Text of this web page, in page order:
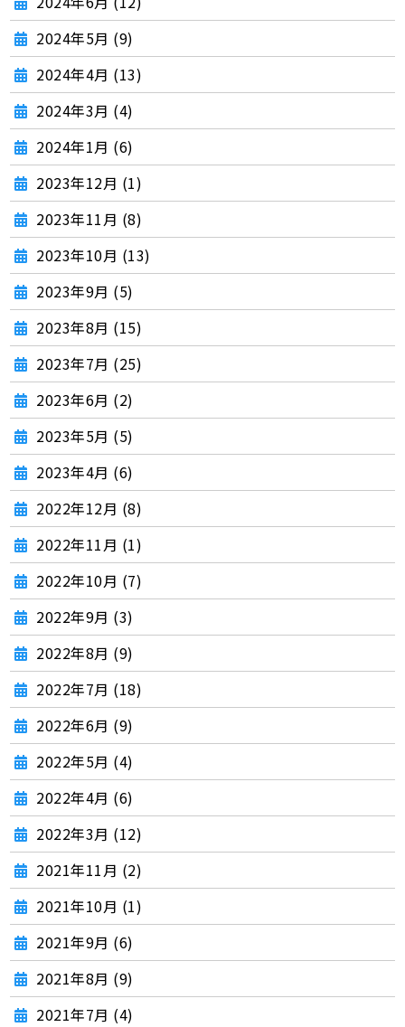
2024年5月 (9)
2024年4月 (13)
2024年3月 (4)
2024年1月 (6)
2023年12月 (1)
2023年11月 (8)
2023年10月 (13)
2023年9月 (5)
2023年8月 (15)
2023年7月 (25)
2023年6月 (2)
2023年5月 (5)
2023年4月 (6)
2022年12月 (8)
2022年11月 (1)
2022年10月 (7)
2022年9月 (3)
2022年8月 (9)
2022年7月 (18)
2022年6月 (9)
2022年5月 (4)
2022年4月 (6)
2022年3月 (12)
2021年11月 (2)
2021年10月 (1)
2021年9月 (6)
2021年8月 (9)
2021年7月 (4)